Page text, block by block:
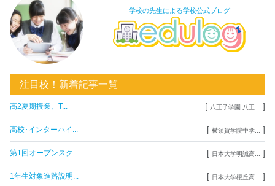
学校の先生による学校公式ブログ
注目校！新着記事一覧
高2夏期授業、T... [ 八王子学園 八王... ]
高校･インターハイ... [ 横須賀学院中学... ]
第1回オープンスク... [ 日本大学明誠高... ]
1年生対象進路説明... [ 日本大学櫻丘高... ]